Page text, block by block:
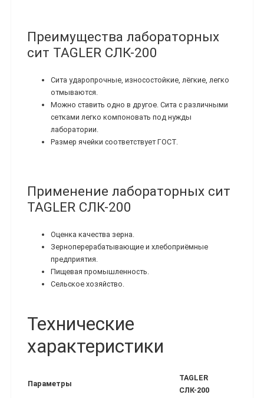
Преимущества лабораторных
сит TAGLER СЛК-200
Сита ударопрочные, износостойкие, лёгкие, легко
отмываются.
Можно ставить одно в другое. Сита с различными
сетками легко компоновать под нужды
лаборатории.
Размер ячейки соответствует ГОСТ.
Применение лабораторных сит
TAGLER СЛК-200
Оценка качества зерна.
Зерноперерабатывающие и хлебоприёмные
предприятия.
Пищевая промышленность.
Сельское хозяйство.
Технические
характеристики
Параметры
TAGLER
СЛК-200